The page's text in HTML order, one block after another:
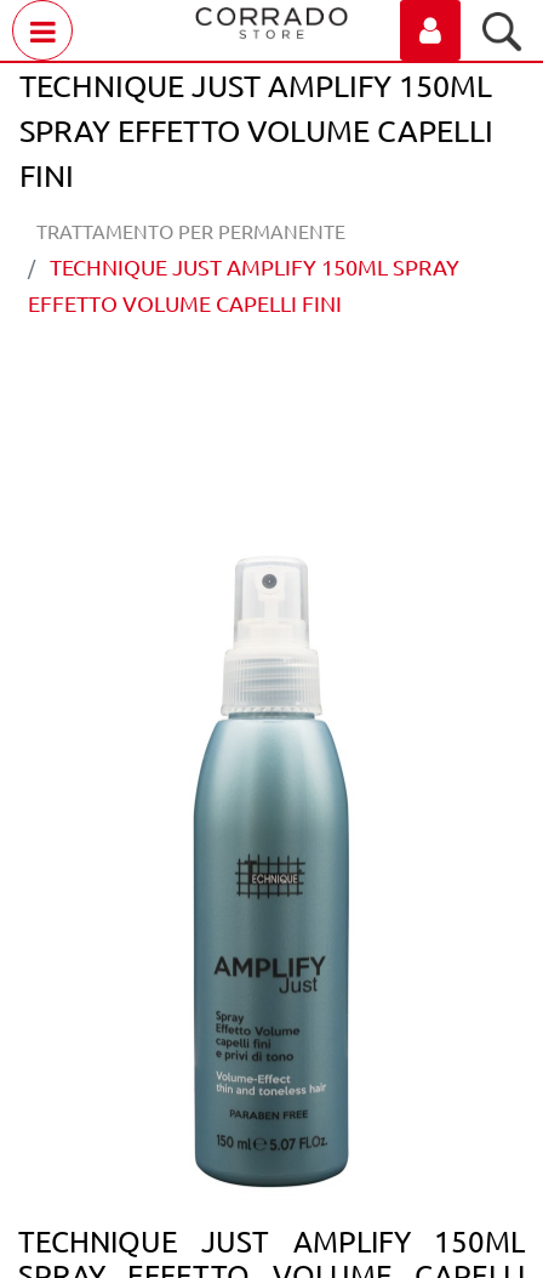
TECHNIQUE JUST AMPLIFY 150ML
SPRAY EFFETTO VOLUME CAPELLI
FINI
TRATTAMENTO PER PERMANENTE
TECHNIQUE JUST AMPLIFY 150ML SPRAY
EFFETTO VOLUME CAPELLI FINI
TECHNIQUE JUST AMPLIFY 150ML